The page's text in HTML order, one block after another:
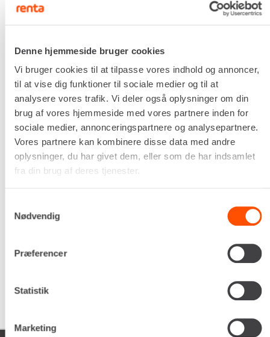
Denne hjemmeside bruger cookies
Vi bruger cookies til at tilpasse vores indhold og annoncer,
til at vise dig funktioner til sociale medier og til at
analysere vores trafik. Vi deler også oplysninger om din
brug af vores hjemmeside med vores partnere inden for
sociale medier, annonceringspartnere og analysepartnere.
Vores partnere kan kombinere disse data med andre
oplysninger, du har givet dem, eller som de har indsamlet
fra din brug af deres tjenester.
Nødvendig
Præferencer
Statistik
Marketing
350 kg
500 kg
Akselantal
1
Egenvægt
150 kg
Pr. dag DKK 528,00
Ekskl. moms
Renta udlejer kun til erhverv. Gyldigt CVR-
LEJ NU